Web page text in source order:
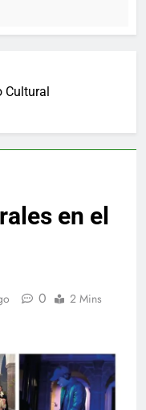
Cultural
en el
0 2 Mins